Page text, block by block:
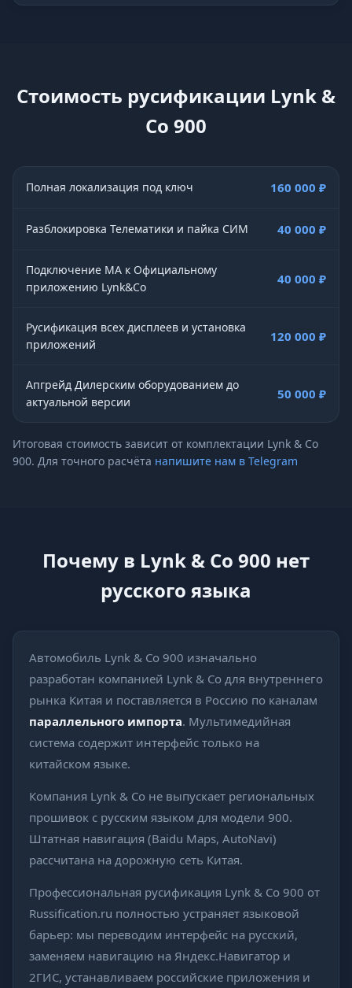
Стоимость русификации Lynk &
Co 900
Полная локализация под ключ 160 000 ₽
Разблокировка Телематики и пайка СИМ 40 000 ₽
Подключение МА к Официальному
приложению Lynk&Co
40 000 ₽
Русификация всех дисплеев и установка
приложений
120 000 ₽
Апгрейд Дилерским оборудованием до
актуальной версии
50 000 ₽
Итоговая стоимость зависит от комплектации Lynk & Co
900. Для точного расчёта напишите нам в Telegram
Почему в Lynk & Co 900 нет
русского языка
Автомобиль Lynk & Co 900 изначально
разработан компанией Lynk & Co для внутреннего
рынка Китая и поставляется в Россию по каналам
параллельного импорта. Мультимедийная
система содержит интерфейс только на
китайском языке.
Компания Lynk & Co не выпускает региональных
прошивок с русским языком для модели 900.
Штатная навигация (Baidu Maps, AutoNavi)
рассчитана на дорожную сеть Китая.
Профессиональная русификация Lynk & Co 900 от
Russification.ru полностью устраняет языковой
барьер: мы переводим интерфейс на русский,
заменяем навигацию на Яндекс.Навигатор и
2ГИС, устанавливаем российские приложения и